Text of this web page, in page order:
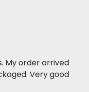
My order arrived
Very good